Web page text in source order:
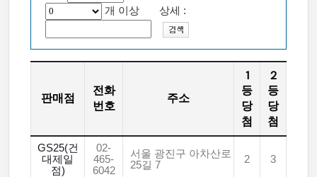
개 이상 상세 :
판매점
전화
번호
주소
1
등
당
첨
2
등
당
첨
GS25(건
대제일
점)
02-
465-
6042
서울 광진구 아차산로
25길 7
2 3